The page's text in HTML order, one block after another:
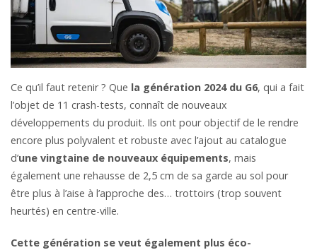
Ce qu’il faut retenir ? Que la génération 2024 du G6, qui a fait
l’objet de 11 crash-tests, connaît de nouveaux
développements du produit. Ils ont pour objectif de le rendre
encore plus polyvalent et robuste avec l’ajout au catalogue
d’une vingtaine de nouveaux équipements, mais
également une rehausse de 2,5 cm de sa garde au sol pour
être plus à l’aise à l’approche des… trottoirs (trop souvent
heurtés) en centre-ville.
Cette génération se veut également plus éco-